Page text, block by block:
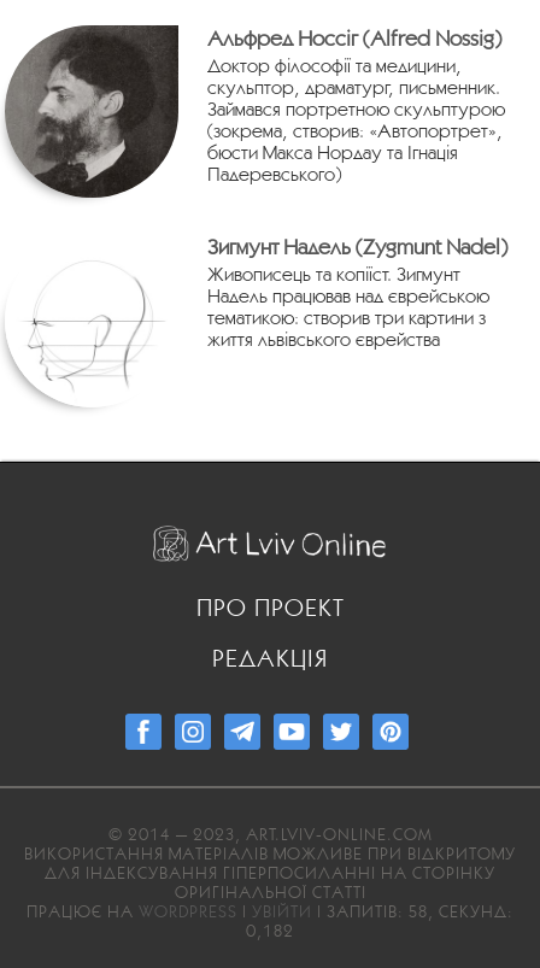
Альфред Носсіг (Alfred Nossig)
Доктор філософії та медицини,
скульптор, драматург, письменник.
Займався портретною скульптурою
(зокрема, створив: «Автопортрет»,
бюсти Макса Нордау та Ігнація
Падеревського)
Зигмунт Надель (Zygmunt Nadel)
Живописець та копіїст. Зигмунт
Надель працював над єврейською
тематикою: створив три картини з
життя львівського єврейства
ПРО ПРОЕКТ
РЕДАКЦІЯ
© 2014 — 2023, ART.LVIV-ONLINE.COM
ВИКОРИСТАННЯ МАТЕРІАЛІВ МОЖЛИВЕ ПРИ ВІДКРИТОМУ
ДЛЯ ІНДЕКСУВАННЯ ГІПЕРПОСИЛАННІ НА СТОРІНКУ
ОРИГІНАЛЬНОЇ СТАТТІ
ПРАЦЮЄ НА WORDPRESS | УВІЙТИ | ЗАПИТІВ: 58, СЕКУНД:
0,182